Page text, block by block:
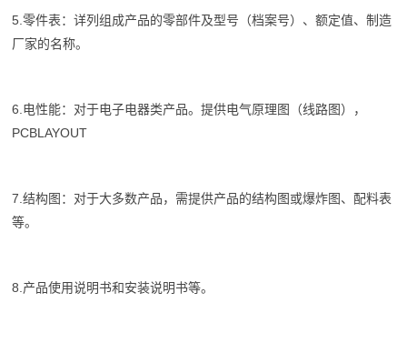
5.零件表：详列组成产品的零部件及型号（档案号）、额定值、制造
厂家的名称。
6.电性能：对于电子电器类产品。提供电气原理图（线路图），
PCBLAYOUT
7.结构图：对于大多数产品，需提供产品的结构图或爆炸图、配料表
等。
8.产品使用说明书和安装说明书等。